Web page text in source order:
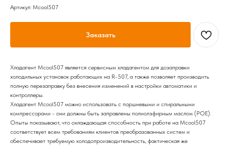
Артикул: Mcool507
Заказать
Хладагент Mcool507 является сервисным хладагентом для дозаправки
холодильных установок работающих на R-507, а также позволяет производить
полную перезаправку без внесения изменений в настройки автоматики и
контроллеры.
Хладагент Mcool507 можно использовать с поршневыми и спиральными
компрессорами - они должны быть заправлены полиолэфирным маслом (РОЕ).
Опыты показывают, что охлаждающая способность при работе на Mcool507
соответствует всем требованиям клиентов преобразованных систем и
обеспечивает требуемую холодопроизводительность, фактическая же